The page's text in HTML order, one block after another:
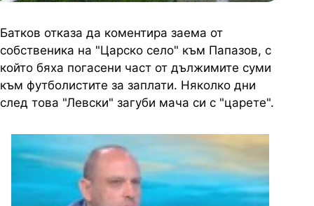
Батков отказа да коментира заема от
собственика на "Царско село" към Папазов, с
който бяха погасени част от дължимите суми
към футболистите за заплати. Няколко дни
след това "Левски" загуби мача си с "царете".